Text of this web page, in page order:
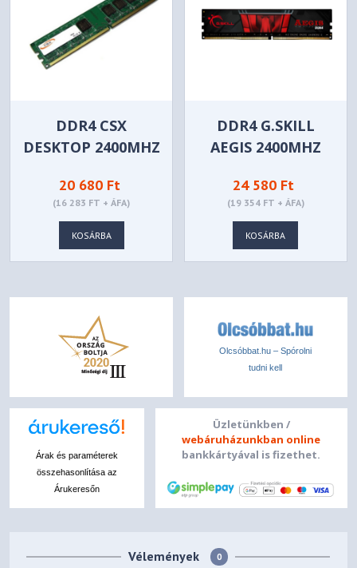
DDR4 CSX
DESKTOP 2400MHZ
20 680 Ft
(16 283 FT + ÁFA)
KOSÁRBA
DDR4 G.SKILL
AEGIS 2400MHZ
8GIS
24 580 Ft
(19 354 FT + ÁFA)
KOSÁRBA
Olcsóbbat.hu – Spórolni
tudni kell
Árak és paraméterek
összehasonlítása az
Árukeresőn
Üzletünkben /
webáruházunkban online
bankkártyával is fizethet.
Vélemények 0